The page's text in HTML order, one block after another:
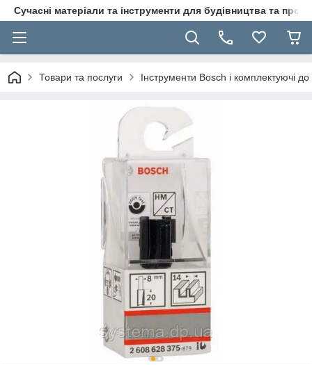
Сучасні матеріали та інструменти для будівництва та
Товари та послуги Інструменти Bosch і комплектуючі